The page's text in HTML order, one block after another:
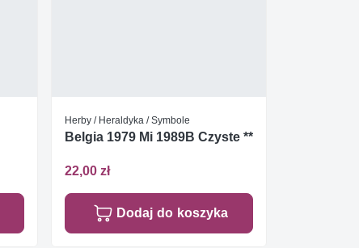
Herby / Heraldyka / Symbole
Belgia 1979 Mi 1989B Czyste **
22,00 zł
Dodaj do koszyka